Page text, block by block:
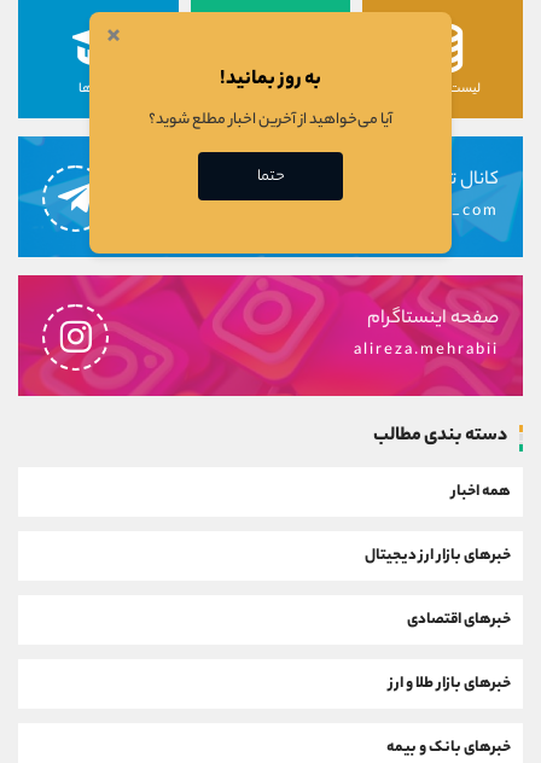
لیست رمزارزها لیست سهام ها دوره ها
کانال تلگرام
alirezamehrabi_com
صفحه اینستاگرام
alireza.mehrabii
دسته بندی مطالب
همه اخبار
خبرهای بازار ارز دیجیتال
خبرهای اقتصادی
خبرهای بازار طلا و ارز
خبرهای بانک و بیمه
×
به روز بمانید!
آیا می‌خواهید از آخرین اخبار مطلع شوید؟
حتما